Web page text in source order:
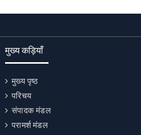
मुख्य कड़ियाँ
मुख्य पृष्ठ
परिचय
संपादक मंडल
परामर्श मंडल